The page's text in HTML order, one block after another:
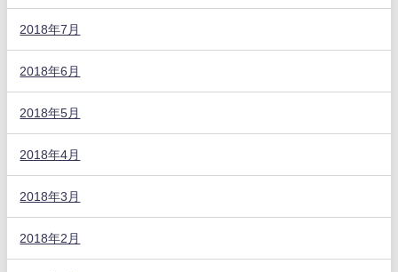
2018年7月
2018年6月
2018年5月
2018年4月
2018年3月
2018年2月